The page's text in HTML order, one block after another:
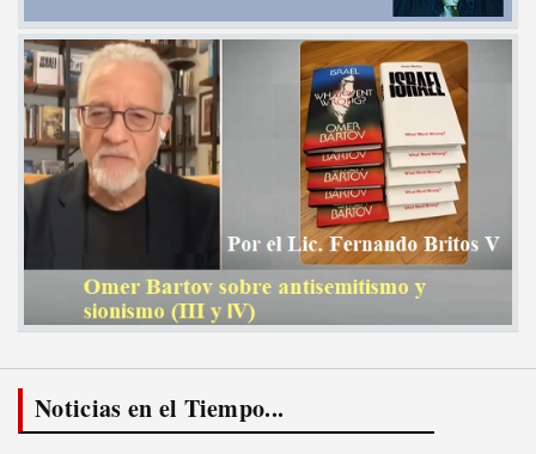
Noticias en el Tiempo...